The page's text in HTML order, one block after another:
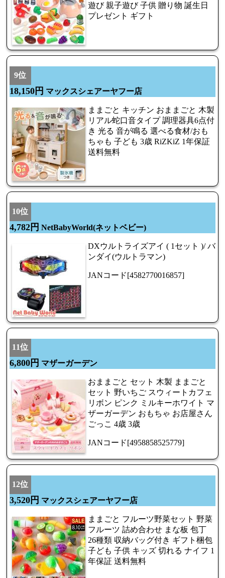
遊び 親子遊び 子供 贈り物 誕生日
プレゼント ギフト
9位
18,150円 マックスシェアーヤフー店
ままごと キッチン おままごと 木製
リアル蛇口音タイプ 調理器具6点付
き 光る 音が鳴る 選べる食材/おも
ちゃも 子ども 3歳 RiZKiZ 1年保証
送料無料
10位
4,782円 NetBabyWorld(ネットベビー)
DXウルトライズアイ ( 1セット )/ バ
ンダイ(ウルトラマン)
JANコード[4582770016857]
11位
6,800円 マザーガーデン
おままごと セット 木製 ままごと
セット 野いちご スウィートカフェ
リボン ピンク ミルキーホワイト マ
ザーガーデン おもちゃ お店屋さん
ごっこ 4歳 3歳
JANコード[4958858525779]
12位
3,520円 マックスシェアーヤフー店
ままごと フルーツ野菜セット 野菜
フルーツ 詰め合わせ まな板 包丁
26種類 収納バッグ付き ギフト梱包
子ども 子供 キッズ 切れる ナイフ 1
年保証 送料無料